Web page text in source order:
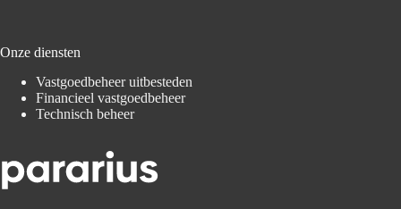
Onze diensten
Vastgoedbeheer uitbesteden
Financieel vastgoedbeheer
Technisch beheer